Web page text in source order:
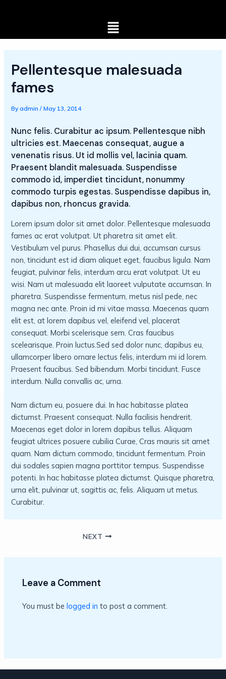
Menu
Pellentesque malesuada
fames
Byadmin/May 13, 2014
Nunc felis. Curabitur ac ipsum. Pellentesque nibh
ultricies est. Maecenas consequat, augue a
venenatis risus. Ut id mollis vel, lacinia quam.
Praesent blandit malesuada. Suspendisse
commodo id, imperdiet tincidunt, nonummy
commodo turpis egestas. Suspendisse dapibus in,
dapibus non, rhoncus gravida.
Lorem ipsum dolor sit amet dolor. Pellentesque malesuada
fames ac erat volutpat. Ut pharetra sit amet elit.
Vestibulum vel purus. Phasellus dui dui, accumsan cursus
non, tincidunt est id diam aliquet eget, faucibus ligula. Nam
feugiat, pulvinar felis, interdum arcu erat volutpat. Ut eu
wisi. Nam ut malesuada elit laoreet vulputate accumsan. In
pharetra. Suspendisse fermentum, metus nisl pede, nec
magna nec ante. Proin id mi vitae massa. Maecenas quam
elit est, at lorem dapibus vel, eleifend vel, placerat
consequat. Morbi scelerisque sem. Cras faucibus
scelearisque. Proin luctus.Sed sed dolor nunc, dapibus eu,
ullamcorper libero ornare lectus felis, interdum mi id lorem.
Praesent faucibus. Sed bibendum. Morbi tincidunt. Fusce
interdum. Nulla convallis ac, urna.
Nam dictum eu, posuere dui. In hac habitasse platea
dictumst. Praesent consequat. Nulla facilisis hendrerit.
Maecenas eget dolor in lorem dapibus tellus. Aliquam
feugiat ultrices posuere cubilia Curae, Cras mauris sit amet
quam. Nam dictum commodo, tincidunt fermentum. Proin
dui sodales sapien magna porttitor tempus. Suspendisse
potenti. In hac habitasse platea dictumst. Quisque pharetra,
urna elit, pulvinar ut, sagittis ac, felis. Aliquam ut metus.
Curabitur.
NEXT
Leave a Comment
You must belogged in to post a comment.